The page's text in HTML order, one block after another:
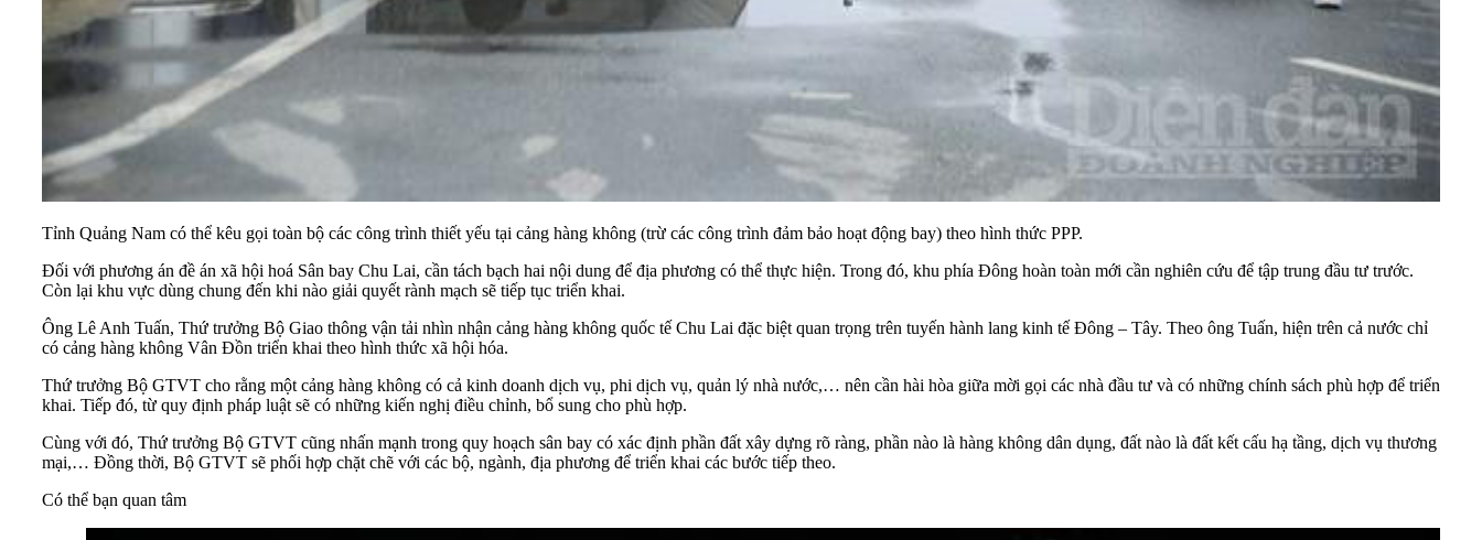
Tỉnh Quảng Nam có thể kêu gọi toàn bộ các công trình thiết yếu tại cảng hàng không (trừ các công trình đảm bảo hoạt động bay) theo hình thức PPP.
Đối với phương án đề án xã hội hoá Sân bay Chu Lai, cần tách bạch hai nội dung để địa phương có thể thực hiện. Trong đó, khu phía Đông hoàn toàn mới cần nghiên cứu để tập trung đầu tư trước.
Còn lại khu vực dùng chung đến khi nào giải quyết rành mạch sẽ tiếp tục triển khai.
Ông Lê Anh Tuấn, Thứ trưởng Bộ Giao thông vận tải nhìn nhận cảng hàng không quốc tế Chu Lai đặc biệt quan trọng trên tuyến hành lang kinh tế Đông – Tây. Theo ông Tuấn, hiện trên cả nước chỉ
có cảng hàng không Vân Đồn triển khai theo hình thức xã hội hóa.
Thứ trưởng Bộ GTVT cho rằng một cảng hàng không có cả kinh doanh dịch vụ, phi dịch vụ, quản lý nhà nước,… nên cần hài hòa giữa mời gọi các nhà đầu tư và có những chính sách phù hợp để triển
khai. Tiếp đó, từ quy định pháp luật sẽ có những kiến nghị điều chỉnh, bổ sung cho phù hợp.
Cùng với đó, Thứ trưởng Bộ GTVT cũng nhấn mạnh trong quy hoạch sân bay có xác định phần đất xây dựng rõ ràng, phần nào là hàng không dân dụng, đất nào là đất kết cấu hạ tầng, dịch vụ thương
mại,… Đồng thời, Bộ GTVT sẽ phối hợp chặt chẽ với các bộ, ngành, địa phương để triển khai các bước tiếp theo.
Có thể bạn quan tâm